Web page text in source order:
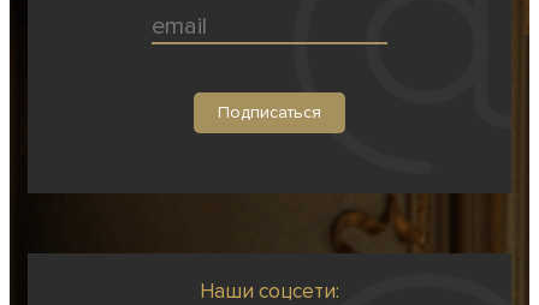
Наши соцсети: